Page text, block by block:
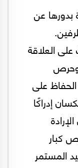
بدورها عن
العلاقة
وحرص
الحفاظ على
إدراكًا
كبار
المستمر